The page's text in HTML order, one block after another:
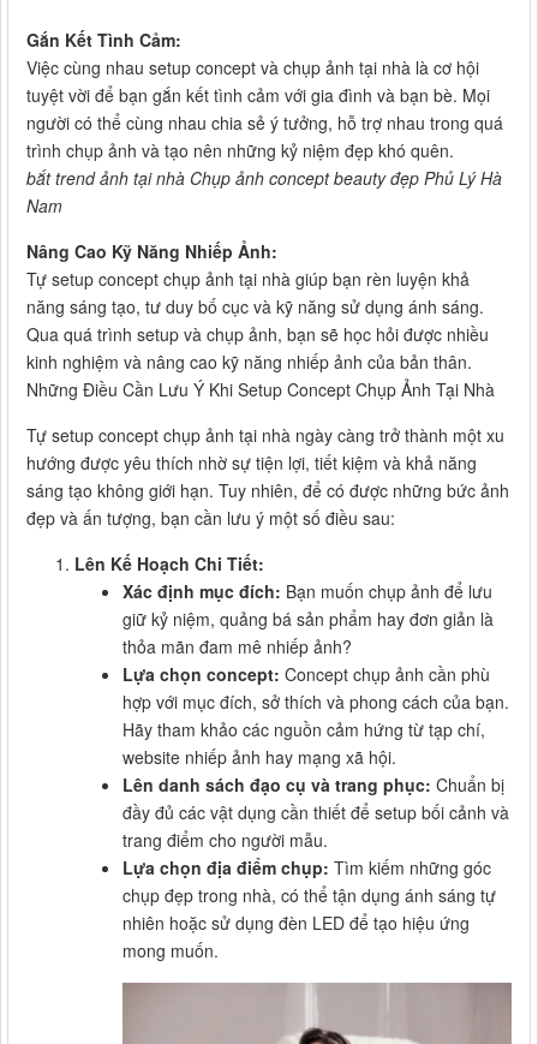
Gắn Kết Tình Cảm:
Việc cùng nhau setup concept và chụp ảnh tại nhà là cơ hội
tuyệt vời để bạn gắn kết tình cảm với gia đình và bạn bè. Mọi
người có thể cùng nhau chia sẻ ý tưởng, hỗ trợ nhau trong quá
trình chụp ảnh và tạo nên những kỷ niệm đẹp khó quên.
bắt trend ảnh tại nhà Chụp ảnh concept beauty đẹp Phủ Lý Hà
Nam
Nâng Cao Kỹ Năng Nhiếp Ảnh:
Tự setup concept chụp ảnh tại nhà giúp bạn rèn luyện khả
năng sáng tạo, tư duy bố cục và kỹ năng sử dụng ánh sáng.
Qua quá trình setup và chụp ảnh, bạn sẽ học hỏi được nhiều
kinh nghiệm và nâng cao kỹ năng nhiếp ảnh của bản thân.
Những Điều Cần Lưu Ý Khi Setup Concept Chụp Ảnh Tại Nhà
Tự setup concept chụp ảnh tại nhà ngày càng trở thành một xu
hướng được yêu thích nhờ sự tiện lợi, tiết kiệm và khả năng
sáng tạo không giới hạn. Tuy nhiên, để có được những bức ảnh
đẹp và ấn tượng, bạn cần lưu ý một số điều sau:
Lên Kế Hoạch Chi Tiết:
Xác định mục đích: Bạn muốn chụp ảnh để lưu
giữ kỷ niệm, quảng bá sản phẩm hay đơn giản là
thỏa mãn đam mê nhiếp ảnh?
Lựa chọn concept: Concept chụp ảnh cần phù
hợp với mục đích, sở thích và phong cách của bạn.
Hãy tham khảo các nguồn cảm hứng từ tạp chí,
website nhiếp ảnh hay mạng xã hội.
Lên danh sách đạo cụ và trang phục: Chuẩn bị
đầy đủ các vật dụng cần thiết để setup bối cảnh và
trang điểm cho người mẫu.
Lựa chọn địa điểm chụp: Tìm kiếm những góc
chụp đẹp trong nhà, có thể tận dụng ánh sáng tự
nhiên hoặc sử dụng đèn LED để tạo hiệu ứng
mong muốn.